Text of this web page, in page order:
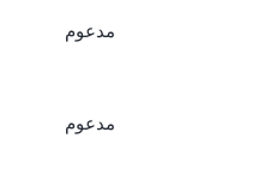
مدعوم
مدعوم